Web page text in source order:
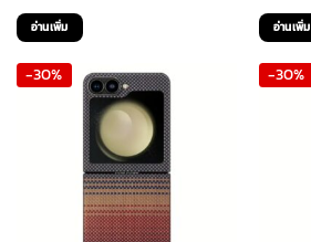
price
was:
2,190 ฿.1,490 ฿.
อ่านเพิ่ม อ่านเพิ่ม
-30% -30%